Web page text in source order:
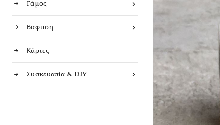

Γάμος

Βάφτιση
Κάρτες

Συσκευασία & DIY